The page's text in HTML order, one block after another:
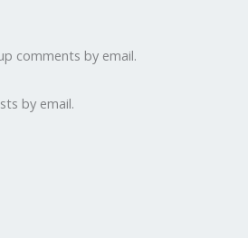
comments by email.
by email.